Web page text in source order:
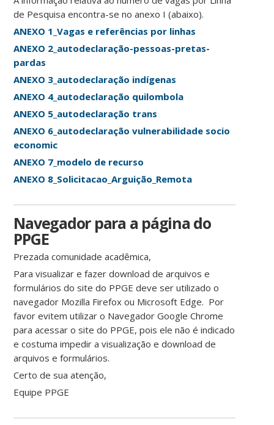
de Pesquisa encontra-se no anexo I (abaixo).
ANEXO 1_Vagas e referências por linhas
ANEXO 2_autodeclaração-pessoas-pretas-
pardas
ANEXO 3_autodeclaração indígenas
ANEXO 4_autodeclaração quilombola
ANEXO 5_autodeclaração trans
ANEXO 6_autodeclaração vulnerabilidade socio
economic
ANEXO 7_modelo de recurso
ANEXO 8_Solicitacao_Arguição_Remota
Navegador para a página do
PPGE
Prezada comunidade acadêmica,
Para visualizar e fazer download de arquivos e
formulários do site do PPGE deve ser utilizado o
navegador Mozilla Firefox ou Microsoft Edge. Por
favor evitem utilizar o Navegador Google Chrome
para acessar o site do PPGE, pois ele não é indicado
e costuma impedir a visualização e download de
arquivos e formulários.
Certo de sua atenção,
Equipe PPGE